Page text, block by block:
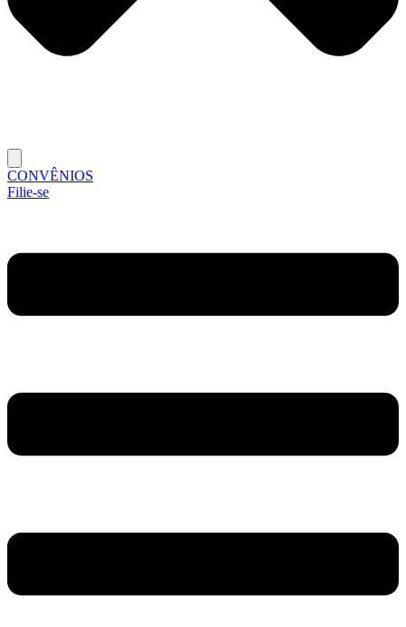
CONVÊNIOS
Filie-se